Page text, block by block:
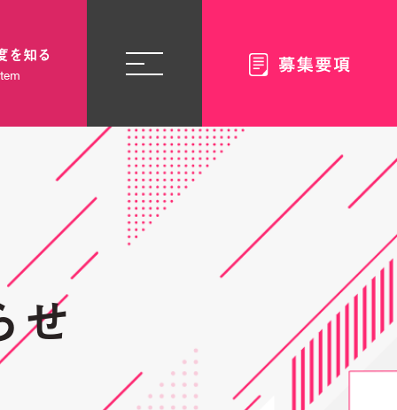
を知る
せ